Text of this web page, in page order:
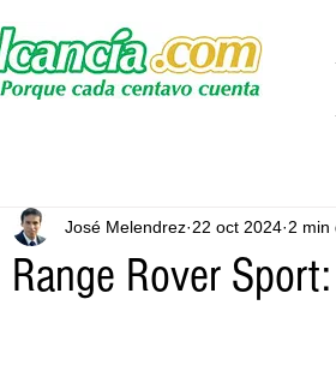
Range Rover
José Melendrez 22 oct 2024 2 min